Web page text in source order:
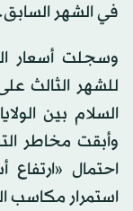
في الشهر السابق.
وسجلت أسعار
للشهر الثالث
السلام بين
وأبقت مخاطر
احتمال «ارتفاع
استمرار مكاسب